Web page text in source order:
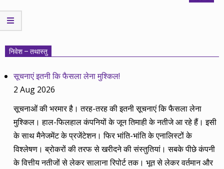
निवेश – तथास्तु
सूचनाएं इतनी कि फैसला लेना मुश्किल!
2 Aug 2026
सूचनाओं की भरमार है। तरह-तरह की इतनी सूचनाएं कि फैसला लेना
मुश्किल। हाल-फिलहाल कंपनियों के जून तिमाही के नतीजे आ रहे हैं। इसी
के साथ मैनेजमेंट के प्रजेंटेशन। फिर भांति-भांति के एनालिस्टों के
विश्लेषण। ब्रोकरों की तरफ से खरीदने की संस्तुतियां। सबके पीछे कंपनी
के वित्तीय नतीजों से लेकर सालाना रिपोर्ट तक। भूत से लेकर वर्तमान और